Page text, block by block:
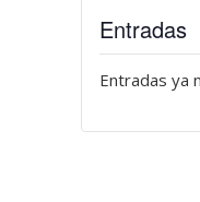
Entradas
Entradas ya